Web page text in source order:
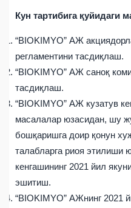
Кун тартибига қуйидаги
“BIOKIMYO” АЖ
регламентини тасдиқлаш.
“BIOKIMYO” АЖ саноқ
тасдиқлаш.
“BIOKIMYO” АЖ кузатув
масалалар юзасидан, шу
бошқаришга доир қонун
талабларга риоя этилиши
кенгашининг 2021 йил
эшитиш.
“BIOKIMYO” АЖнинг 2021